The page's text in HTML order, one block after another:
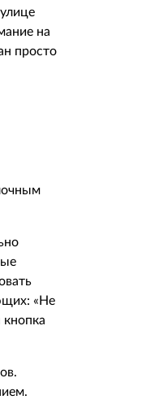
на
просто
«Не